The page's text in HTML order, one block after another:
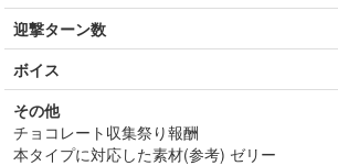
迎撃ターン数
ボイス
その他
チョコレート収集祭り報酬
本タイプに対応した素材(参考) ゼリー